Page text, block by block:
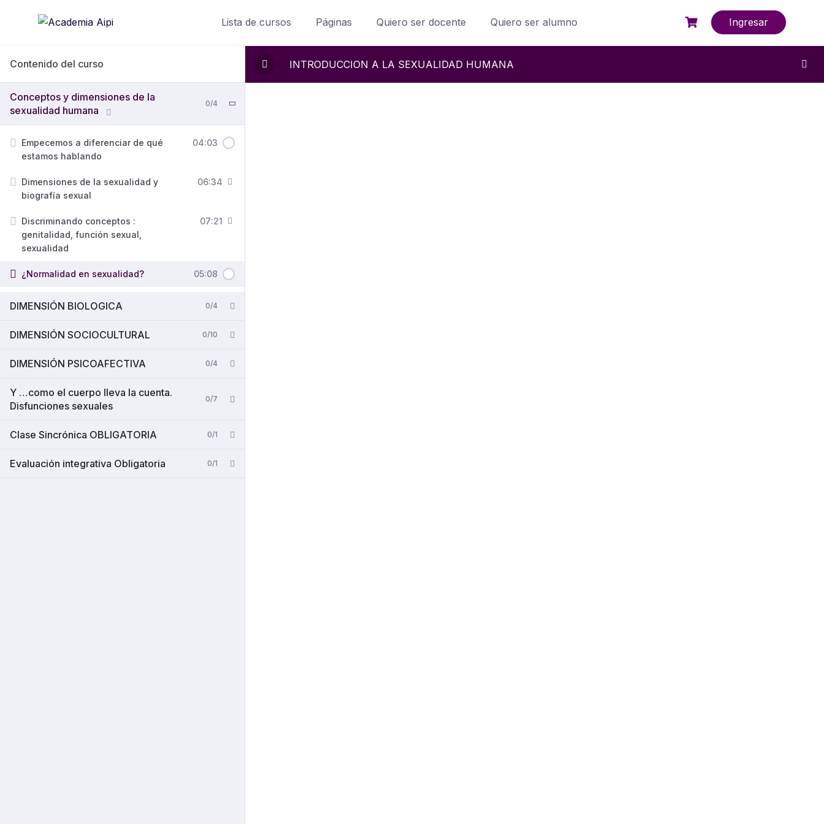
Lista de cursos Páginas Quiero ser docente Quiero ser alumno Ingresar
Contenido del curso
Conceptos y dimensiones de la
sexualidad humana
0/4
Empecemos a diferenciar de qué
estamos hablando
04:03
Dimensiones de la sexualidad y
biografía sexual
06:34
Discriminando conceptos :
genitalidad, función sexual,
sexualidad
07:21
¿Normalidad en sexualidad? 05:08
DIMENSIÓN BIOLOGICA 0/4
DIMENSIÓN SOCIOCULTURAL 0/10
DIMENSIÓN PSICOAFECTIVA 0/4
Y …como el cuerpo lleva la cuenta.
Disfunciones sexuales
0/7
Clase Sincrónica OBLIGATORIA 0/1
Evaluación integrativa Obligatoria 0/1
INTRODUCCION A LA SEXUALIDAD HUMANA